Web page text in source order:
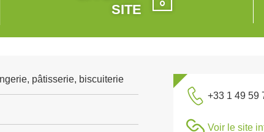
SITE
pâtisserie, biscuiterie
+33 1 49 59
Voir le site